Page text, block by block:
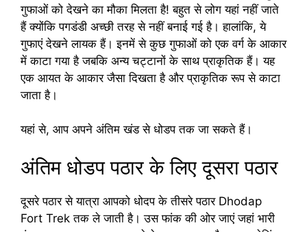
गुफाओं को देखने का मौका मिलता है! बहुत से लोग यहां नहीं जाते
हैं क्योंकि पगडंडी अच्छी तरह से नहीं बनाई गई है। हालांकि, ये
गुफाएं देखने लायक हैं। इनमें से कुछ गुफाओं को एक वर्ग के आकार
में काटा गया है जबकि अन्य चट्टानों के साथ प्राकृतिक हैं। यह
एक आयत के आकार जैसा दिखता है और प्राकृतिक रूप से काटा
जाता है।
यहां से, आप अपने अंतिम खंड से धोडप तक जा सकते हैं।
अंतिम धोडप पठार के लिए दूसरा पठार
दूसरे पठार से यात्रा आपको धोदप के तीसरे पठार Dhodap
Fort Trek तक ले जाती है। उस फांक की ओर जाएं जहां भारी